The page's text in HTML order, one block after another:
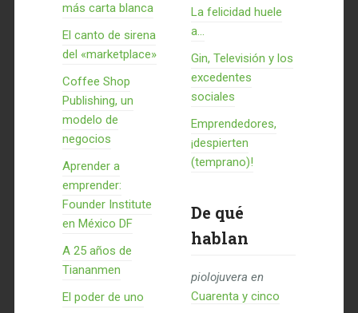
más carta blanca
El canto de sirena
del «marketplace»
Coffee Shop
Publishing, un
modelo de
negocios
Aprender a
emprender:
Founder Institute
en México DF
A 25 años de
Tiananmen
El poder de uno
La felicidad huele
a...
Gin, Televisión y los
excedentes
sociales
Emprendedores,
¡despierten
(temprano)!
De qué
hablan
piolojuvera en
Cuarenta y cinco